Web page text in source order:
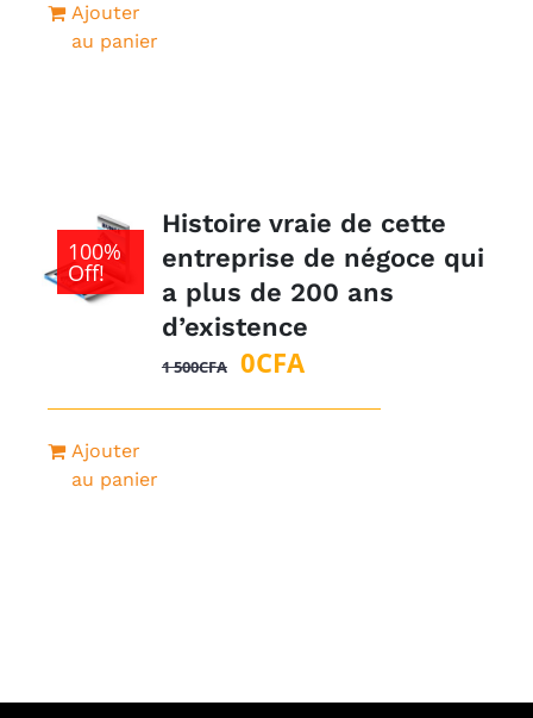
Ajouter
au panier
100%
Off!
Histoire vraie de cette
entreprise de négoce qui
a plus de 200 ans
d’existence
1 500CFA
Le
0CFALe
Ajouter
au panier